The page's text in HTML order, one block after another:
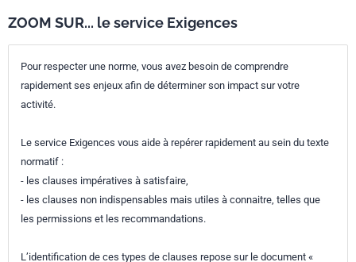
ZOOM SUR... le service Exigences
Pour respecter une norme, vous avez besoin de comprendre
rapidement ses enjeux afin de déterminer son impact sur votre
activité.
Le service Exigences vous aide à repérer rapidement au sein du texte
normatif :
- les clauses impératives à satisfaire,
- les clauses non indispensables mais utiles à connaitre, telles que
les permissions et les recommandations.
L’identification de ces types de clauses repose sur le document «